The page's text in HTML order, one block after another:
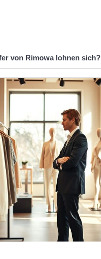
von Rimowa lohnen sich?